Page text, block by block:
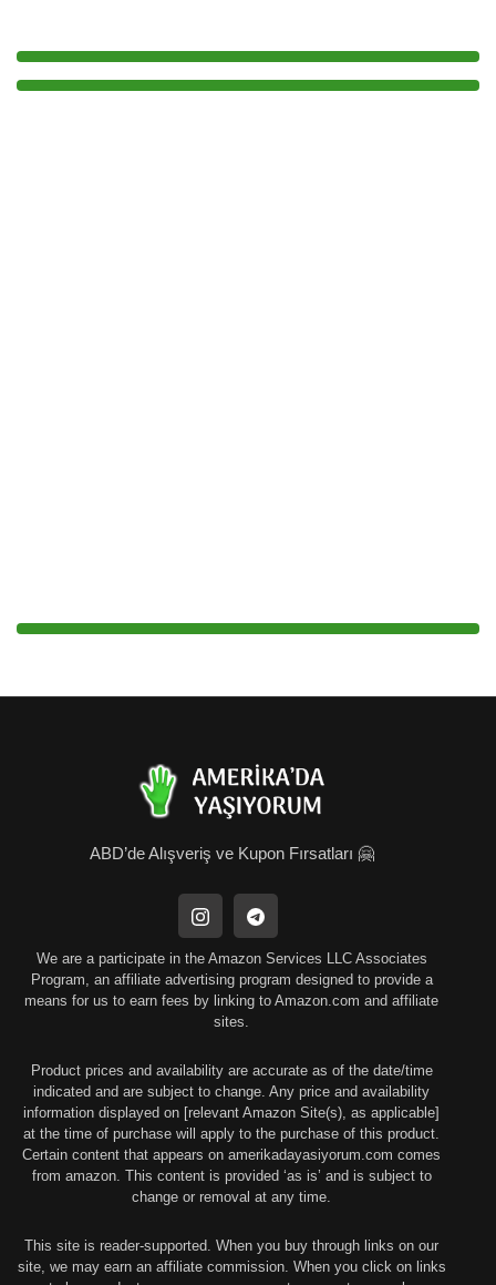
ABD’de Alışveriş ve Kupon Fırsatları 🤗
We are a participate in the Amazon Services LLC Associates
Program, an affiliate advertising program designed to provide a
means for us to earn fees by linking to Amazon.com and affiliate
sites.
Product prices and availability are accurate as of the date/time
indicated and are subject to change. Any price and availability
information displayed on [relevant Amazon Site(s), as applicable]
at the time of purchase will apply to the purchase of this product.
Certain content that appears on amerikadayasiyorum.com comes
from amazon. This content is provided ‘as is’ and is subject to
change or removal at any time.
This site is reader-supported. When you buy through links on our
site, we may earn an affiliate commission. When you click on links